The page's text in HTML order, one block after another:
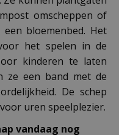
omscheppen of
bloemenbed. Het
het spelen in de
kinderen te laten
ze een band met de
De schep
uren speelplezier.
vandaag nog